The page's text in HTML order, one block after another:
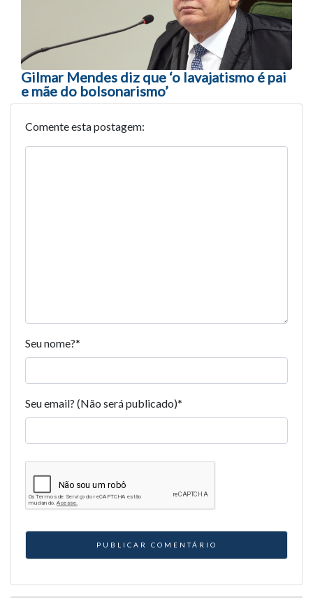
Gilmar Mendes diz que ‘o lavajatismo é pai
e mãe do bolsonarismo’
Comente esta postagem:
Seu nome?*
Seu email? (Não será publicado)*